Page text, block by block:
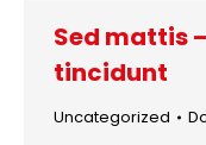
Sed mattis
tincidunt
Uncategorized